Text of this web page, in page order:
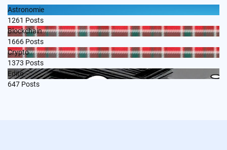
Astronomie
1261 Posts
Blockchain
1666 Posts
Crypto
1373 Posts
Edito
647 Posts